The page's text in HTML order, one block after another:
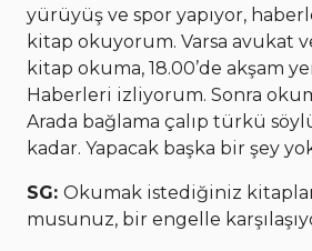
yürüyüş ve spor yapıyor,
kitap okuyorum. Varsa avukat
kitap okuma, 18.00’de akşam
Haberleri izliyorum. Sonra
Arada bağlama çalıp türkü
kadar. Yapacak başka bir şey
SG: Okumak istediğiniz
musunuz, bir engelle